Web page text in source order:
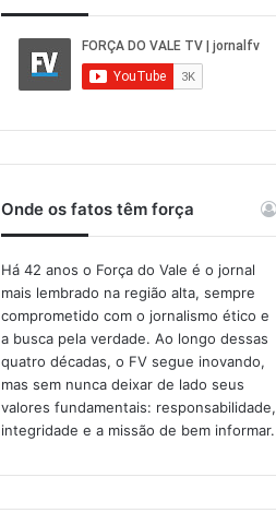
Onde os fatos têm força
Há 42 anos o Força do Vale é o jornal
mais lembrado na região alta, sempre
comprometido com o jornalismo ético e
a busca pela verdade. Ao longo dessas
quatro décadas, o FV segue inovando,
mas sem nunca deixar de lado seus
valores fundamentais: responsabilidade,
integridade e a missão de bem informar.​